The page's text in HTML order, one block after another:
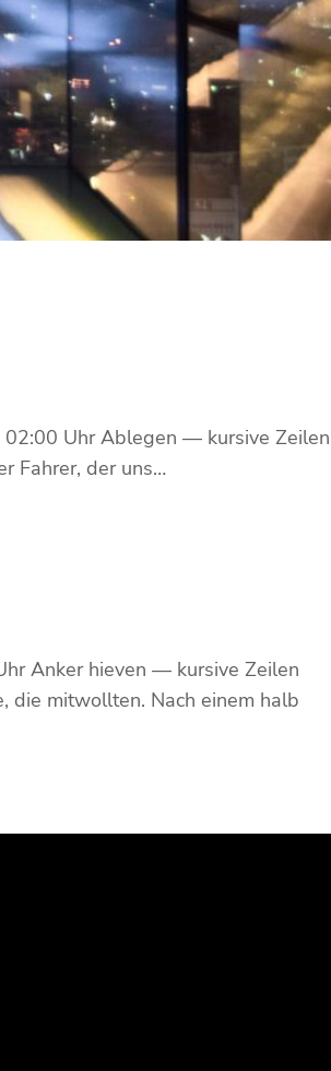
02:00 Uhr Ablegen — kursive Zeilen
Fahrer, der uns…
Anker hieven — kursive Zeilen
die mitwollten. Nach einem halb